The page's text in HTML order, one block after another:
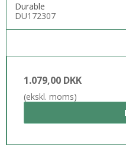
Durable
DU172307
1.079,00 DKK
(ekskl. moms)